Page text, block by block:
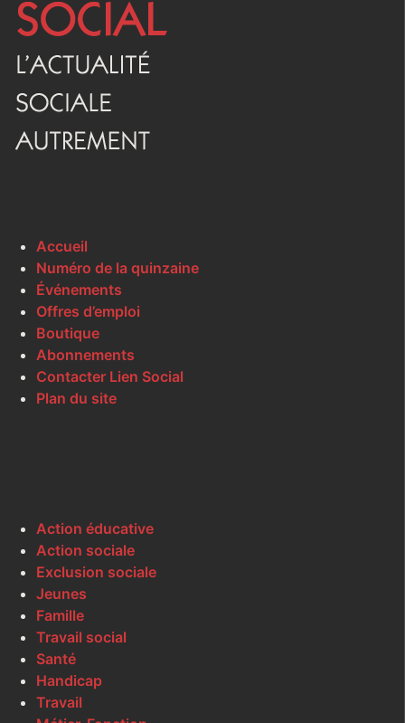
Accueil
Numéro de la quinzaine
Événements
Offres d’emploi
Boutique
Abonnements
Contacter Lien Social
Plan du site
Action éducative
Action sociale
Exclusion sociale
Jeunes
Famille
Travail social
Santé
Handicap
Travail